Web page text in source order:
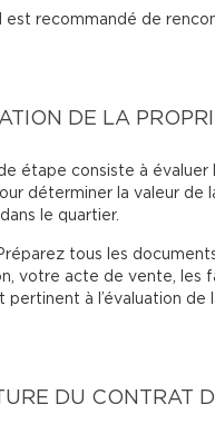
est recommandé de
DE LA
étape consiste à
déterminer la valeur de
le quartier.
tous les
votre acte de vente,
pertinent à l’évaluation
DU CONTRAT